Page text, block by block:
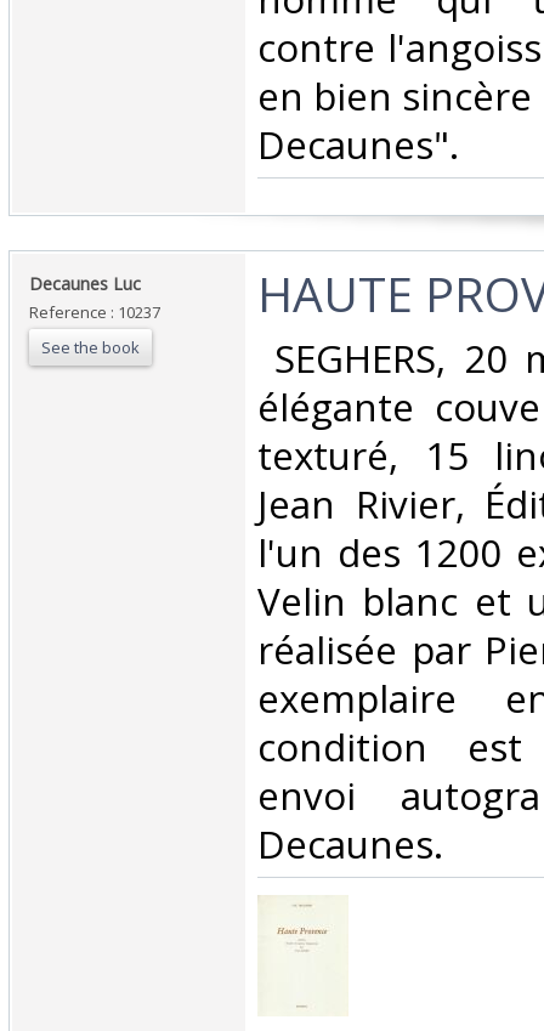
contre
en bien
Decaunes".‎
‎Decaunes Luc‎
Reference : 10237
See the book
‎HAUTE
SEGHERS,
élégante
texturé, 15
Jean Rivier,
l'un des 1200
Velin blanc et
réalisée par
exemplaire
condition
envoi
Decaunes. ‎